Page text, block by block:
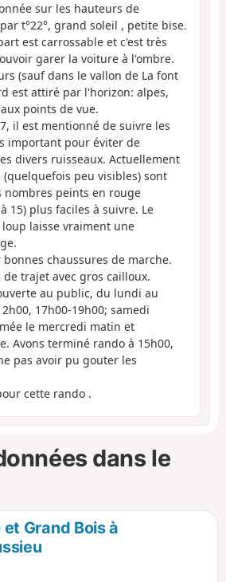
sur les hauteurs de
t°22°, grand soleil , petite bise.
est carrossable et c'est très
garer la voiture à l'ombre.
(sauf dans le vallon de La font
est attiré par l'horizon: alpes,
points de vue.
il est mentionné de suivre les
important pour éviter de
divers ruisseaux. Actuellement
(quelquefois peu visibles) sont
nombres peints en rouge
15) plus faciles à suivre. Le
laisse vraiment une
chaussures de marche.
trajet avec gros cailloux.
au public, du lundi au
17h00-19h00; samedi
le mercredi matin et
Avons terminé rando à 15h00,
pas avoir pu gouter les
cette rando .
dans le
Grand Bois à